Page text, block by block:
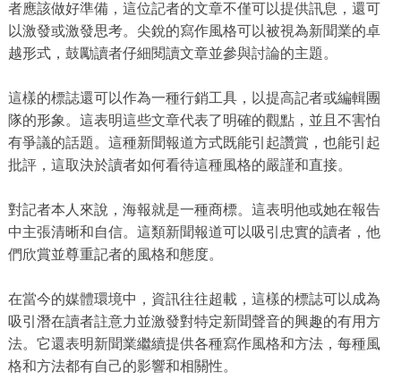
者應該做好準備，這位記者的文章不僅可以提供訊息，還可
以激發或激發思考。尖銳的寫作風格可以被視為新聞業的卓
越形式，鼓勵讀者仔細閱讀文章並參與討論的主題。
這樣的標誌還可以作為一種行銷工具，以提高記者或編輯團
隊的形象。這表明這些文章代表了明確的觀點，並且不害怕
有爭議的話題。這種新聞報道方式既能引起讚賞，也能引起
批評，這取決於讀者如何看待這種風格的嚴謹和直接。
對記者本人來說，海報就是一種商標。這表明他或她在報告
中主張清晰和自信。這類新聞報道可以吸引忠實的讀者，他
們欣賞並尊重記者的風格和態度。
在當今的媒體環境中，資訊往往超載，這樣的標誌可以成為
吸引潛在讀者註意力並激發對特定新聞聲音的興趣的有用方
法。它還表明新聞業繼續提供各種寫作風格和方法，每種風
格和方法都有自己的影響和相關性。